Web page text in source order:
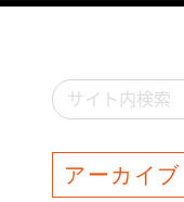
アーカイブ